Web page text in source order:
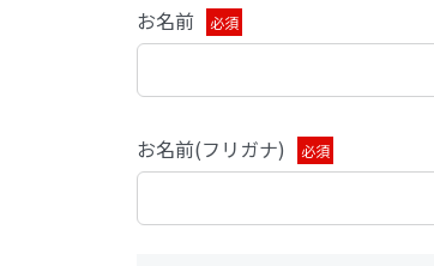
お名前 必須
お名前(フリガナ) 必須